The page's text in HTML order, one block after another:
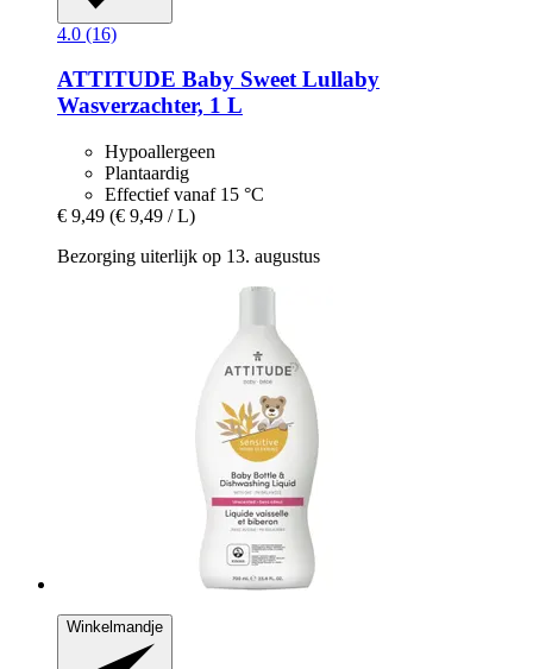
4.0 (16)
ATTITUDE Baby Sweet Lullaby
Wasverzachter, 1 L
Hypoallergeen
Plantaardig
Effectief vanaf 15 °C
€ 9,49 (€ 9,49 / L)
Bezorging uiterlijk op 13. augustus
Winkelmandje